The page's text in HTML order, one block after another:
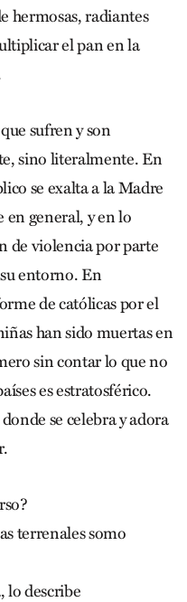
hermosas, radiantes
el pan en la
sufren y son
sino literalmente. En
se exalta a la Madre
en general, y en lo
de violencia por parte
entorno. En
de católicas por el
han sido muertas en
sin contar lo que no
es estratosférico.
se celebra y adora
terrenales somo
lo describe